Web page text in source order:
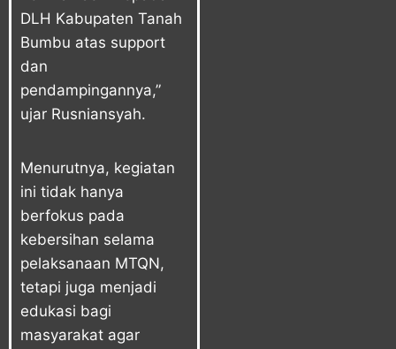
DLH Kabupaten Tanah
Bumbu atas support
dan
pendampingannya,”
ujar Rusniansyah.
Menurutnya, kegiatan
ini tidak hanya
berfokus pada
kebersihan selama
pelaksanaan MTQN,
tetapi juga menjadi
edukasi bagi
masyarakat agar